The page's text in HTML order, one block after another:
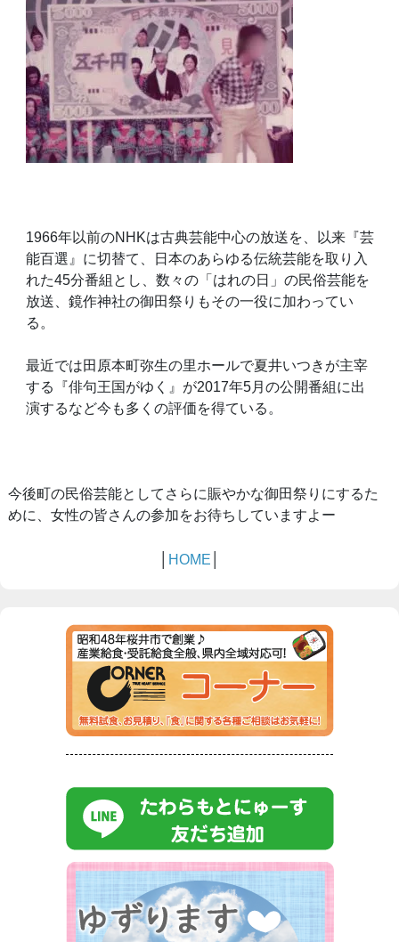
1966年以前のNHKは古典芸能中心の放送を、以来『芸
能百選』に切替て、日本のあらゆる伝統芸能を取り入
れた45分番組とし、数々の「はれの日」の民俗芸能を
放送、鏡作神社の御田祭りもその一役に加わってい
る。
最近では田原本町弥生の里ホールで夏井いつきが主宰
する『俳句王国がゆく』が2017年5月の公開番組に出
演するなど今も多くの評価を得ている。
今後町の民俗芸能としてさらに賑やかな御田祭りにするた
めに、女性の皆さんの参加をお待ちしていますよー
HOME